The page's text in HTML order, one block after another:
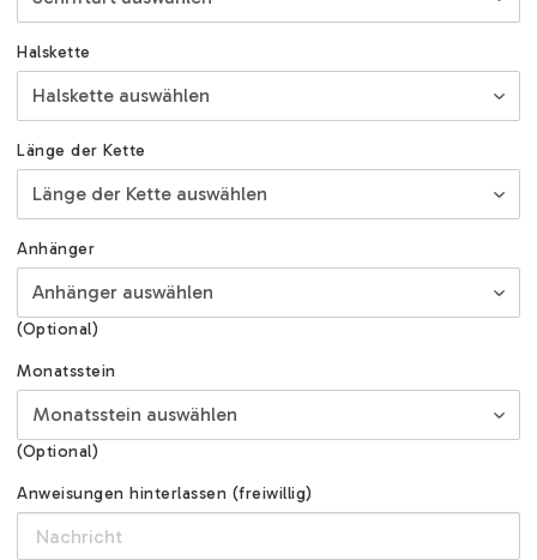
Halskette
Länge der Kette
Anhänger
(Optional)
Monatsstein
(Optional)
Anweisungen hinterlassen (freiwillig)